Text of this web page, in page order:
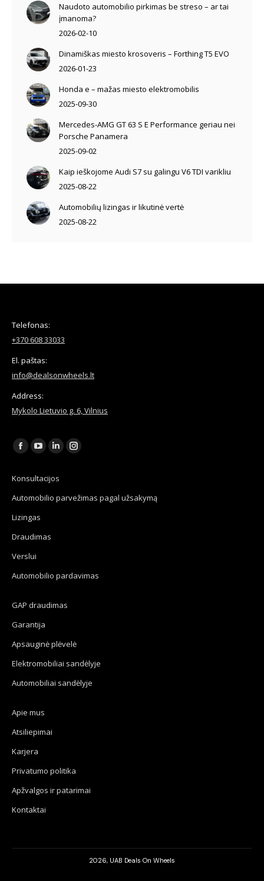
Naudoto automobilio pirkimas be streso – ar tai
įmanoma?
2026-02-10
Dinamiškas miesto krosoveris – Forthing T5 EVO
2026-01-23
Honda e – mažas miesto elektromobilis
2025-09-30
Mercedes-AMG GT 63 S E Performance geriau nei
Porsche Panamera
2025-09-02
Kaip ieškojome Audi S7 su galingu V6 TDI varikliu
2025-08-22
Automobilių lizingas ir likutinė vertė
2025-08-22
Telefonas:
+370 608 33033
El. paštas:
info@dealsonwheels.lt
Address:
Mykolo Lietuvio g. 6, Vilnius
Find us on:
Facebook
opens
in
new
YouTube
opens
in
new
Linkedin
opens
in
Instagram
in
Konsultacijos
Automobilio parvežimas pagal užsakymą
Lizingas
Draudimas
Verslui
Automobilio pardavimas
GAP draudimas
Garantija
Apsauginė plėvelė
Elektromobiliai sandėlyje
Automobiliai sandėlyje
Apie mus
Atsiliepimai
Karjera
Privatumo politika
Apžvalgos ir patarimai
Kontaktai
2026, UAB Deals On Wheels